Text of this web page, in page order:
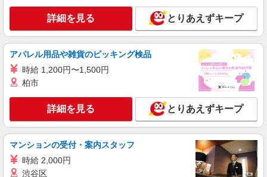
ィブ支給(規定有) ★月2回払い・週払い可能（規程
有）★ ゜・。○。・゜+゜・。○。・゜+゜
キープ 詳細を見る
株式会社シエロ
【softbank】人気機種に詳しくなれる携帯販
時給1500円〜1600円（経験・能力による） ※
残業代支給 ★交通費別途支給（規定あり） ゜
+゜・。○。・゜+゜・。○。・゜+゜ 入社祝い金10
万円支給(規定有) お友達を紹介頂くと, インセンテ
ィブ支給(規定有) ★月2回払い・週払い可能（規程
有）★ ゜・。○。・゜+゜・。○。・゜+゜
愛知県稲沢市のsoftbankショップ
キープ 詳細を見る
紹介予定派遣
詳細を見る とりあえずキープ
アパレル用品や雑貨のピッキング検品
時給 1,200円〜1,500円
柏市
詳細を見る とりあえずキープ
マンションの受付・案内スタッフ
時給 2,000円
渋谷区